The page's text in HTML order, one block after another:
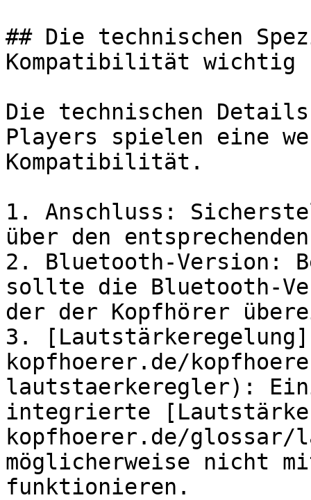
## Die technischen
Kompatibilität wichtig
Die technischen
Players spielen eine
Kompatibilität.
1. Anschluss:
über den
2. Bluetooth-Version:
sollte die Bluetooth-
der der Kopfhörer
3.
kopfhoerer.de/
lautstaerkeregler):
integrierte
kopfhoerer.de/
möglicherweise nicht
funktionieren.